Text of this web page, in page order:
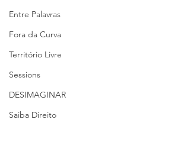
Entre Palavras
Fora da Curva
Território Livre
Sessions
DESIMAGINAR
Saiba Direito